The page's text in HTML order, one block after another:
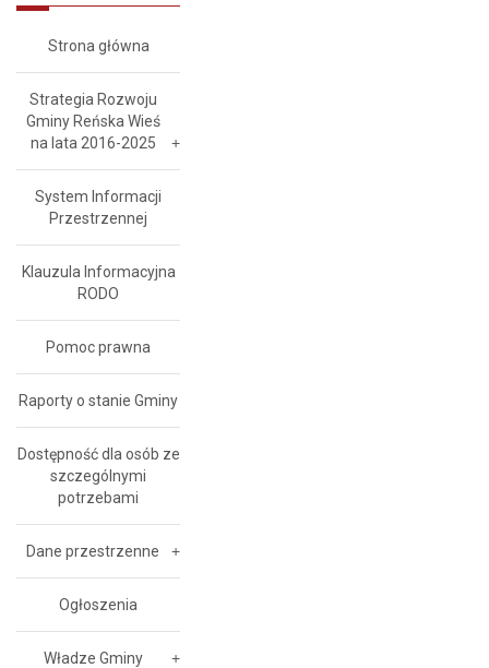
Strona główna
Strategia Rozwoju
Gminy Reńska Wieś
na lata 2016-2025
System Informacji
Przestrzennej
Klauzula Informacyjna
RODO
Pomoc prawna
Raporty o stanie Gminy
Dostępność dla osób ze
szczególnymi
potrzebami
Dane przestrzenne
Ogłoszenia
Władze Gminy